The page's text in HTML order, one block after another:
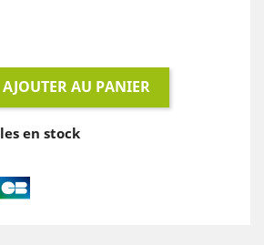
AJOUTER AU PANIER
en stock